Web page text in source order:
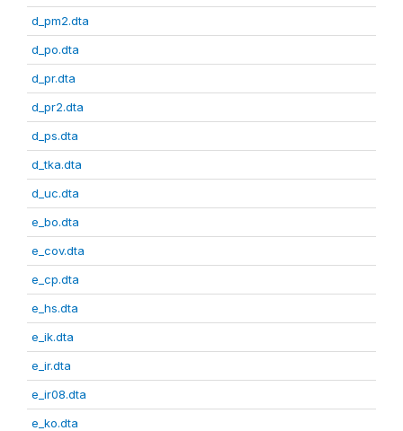
d_pm2.dta
d_po.dta
d_pr.dta
d_pr2.dta
d_ps.dta
d_tka.dta
d_uc.dta
e_bo.dta
e_cov.dta
e_cp.dta
e_hs.dta
e_ik.dta
e_ir.dta
e_ir08.dta
e_ko.dta